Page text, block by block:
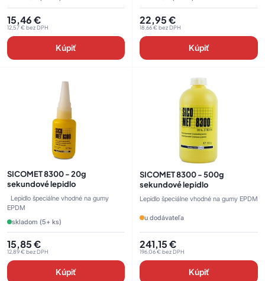
15,46€
12,57€bez DPH
Kúpiť
22,95€
18,66€bez DPH
Kúpiť
SICOMET 8300 - 20g
sekundové lepidlo
EPDM
skladom (5+ ks)
15,85€
12,89€bez DPH
Kúpiť
SICOMET 8300 - 500g
sekundové lepidlo
Lepidlo špeciálne vhodné na gumy EPDM
u dodávateľa
241,15€
196,06€bez DPH
Kúpiť